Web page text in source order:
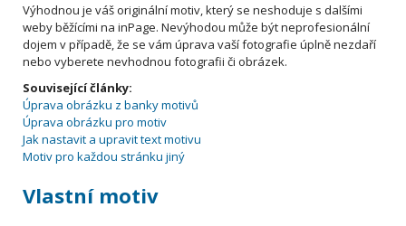
Výhodnou je váš originální motiv, který se neshoduje s dalšími
weby běžícími na inPage. Nevýhodou může být neprofesionální
dojem v případě, že se vám úprava vaší fotografie úplně nezdaří
nebo vyberete nevhodnou fotografii či obrázek.
Související články:
Úprava obrázku z banky motivů
Úprava obrázku pro motiv
Jak nastavit a upravit text motivu
Motiv pro každou stránku jiný
Vlastní motiv